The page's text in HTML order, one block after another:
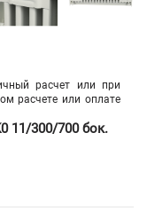
расчет или при
расчете или оплате
11/300/700 бок.